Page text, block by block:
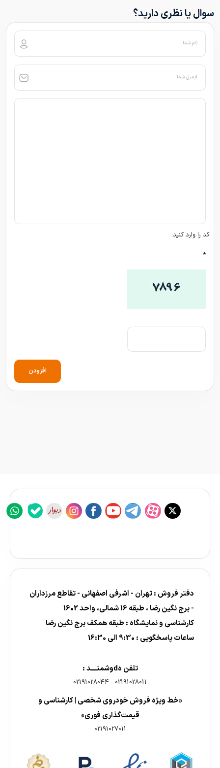
سوال یا نظری دارید؟
نام شما
ایمیل شما
کد را وارد کنید:
*
افزودن
دفتر فروش : تهران - اشرفی اصفهانی - تقاطع مرزداران
- برج نگین رضا ، طبقه 16 شمالی، واحد 1602
کارشناسی و نمایشگاه : طبقه همکف برج نگین رضا
ساعات پاسخگویی : 9:30 الی 16:30
تلفن هdوشمنــــد :
02191028011
-
02191028044
«خط ویژه فروش خودروی شخصی | کارشناسی و
قیمت‌گذاری فوری»
02191027011